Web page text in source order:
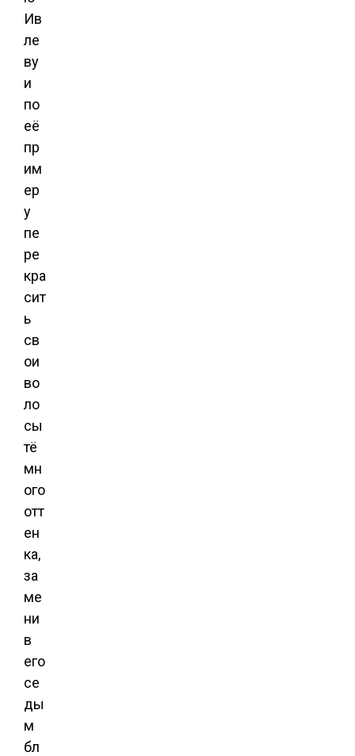
Ив
ле
ву
и
по
её
пр
им
ер
у
пе
ре
кра
сит
ь
св
ои
во
ло
сы
тё
мн
ого
отт
ен
ка,
за
ме
ни
в
его
се
ды
м
бл